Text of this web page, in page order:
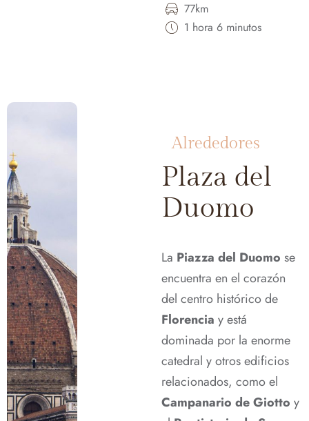
77km
1 hora 6 minutos
Alrededores
Plaza del
Duomo
La Piazza del Duomo se
encuentra en el corazón
del centro histórico de
Florencia y está
dominada por la enorme
catedral y otros edificios
relacionados, como el
Campanario de Giotto y